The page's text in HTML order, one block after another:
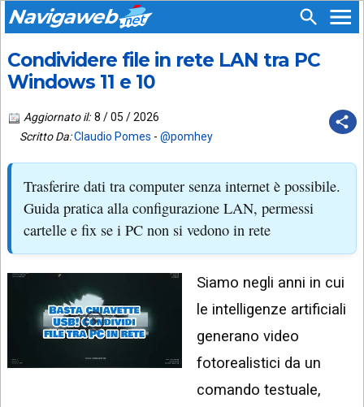
Navigaweb
HOME
SIAMO
SUPPORTO
CONTATTA
PIÙ
LETTI
ARCHIVIO
VIDEO
SEGUICI
SU:
APP
ANDROID
EMAIL
TIKTOK
YOUTUBE
INSTAGRAM
Condividere file in rete LAN tra PC
Windows 11 e 10
Aggiornato il: 8 / 05 / 2026
Scritto Da:Claudio Pomes - @pomhey
Trasferire dati tra computer senza internet è possibile.
Guida pratica alla configurazione LAN, permessi
cartelle e fix se i PC non si vedono in rete
Siamo negli anni in cui
le intelligenze artificiali
generano video
fotorealistici da un
comando testuale,